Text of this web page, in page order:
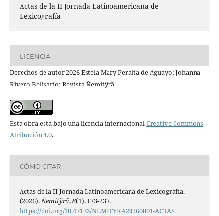
Actas de la II Jornada Latinoamericana de
Lexicografía
LICENCIA
Derechos de autor 2026 Estela Mary Peralta de Aguayo; Johanna
Rivero Belisario; Revista Ñemitỹrã
Esta obra está bajo una licencia internacionalCreative Commons
Atribución 4.0.
CÓMO CITAR
Actas de la II Jornada Latinoamericana de Lexicografía.
(2026).Ñemitỹrã,8(1), 173-237.
https://doi.org/10.47133/NEMITYRA20260801-ACTAS